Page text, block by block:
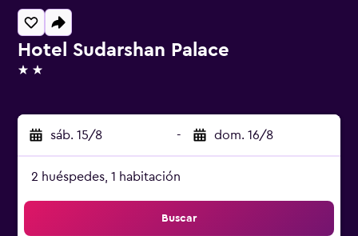
Hotel Sudarshan Palace
2 estrellas
sáb. 15/8 - dom. 16/8
2 huéspedes, 1 habitación
Buscar